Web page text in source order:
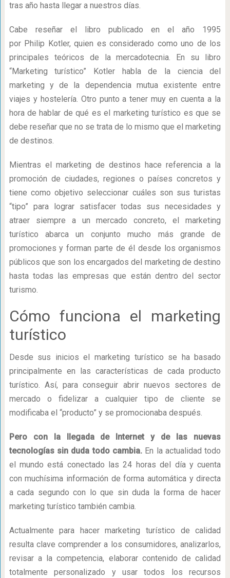
tras año hasta llegar a nuestros días.
Cabe reseñar el libro publicado en el año 1995
por Philip Kotler, quien es considerado como uno de los
principales teóricos de la mercadotecnia. En su libro
“Marketing turístico” Kotler habla de la ciencia del
marketing y de la dependencia mutua existente entre
viajes y hostelería. Otro punto a tener muy en cuenta a la
hora de hablar de qué es el marketing turístico es que se
debe reseñar que no se trata de lo mismo que el marketing
de destinos.
Mientras el marketing de destinos hace referencia a la
promoción de ciudades, regiones o países concretos y
tiene como objetivo seleccionar cuáles son sus turistas
“tipo” para lograr satisfacer todas sus necesidades y
atraer siempre a un mercado concreto, el marketing
turístico abarca un conjunto mucho más grande de
promociones y forman parte de él desde los organismos
públicos que son los encargados del marketing de destino
hasta todas las empresas que están dentro del sector
turismo.
Cómo funciona el marketing
turístico
Desde sus inicios el marketing turístico se ha basado
principalmente en las características de cada producto
turístico. Así, para conseguir abrir nuevos sectores de
mercado o fidelizar a cualquier tipo de cliente se
modificaba el “producto” y se promocionaba después.
Pero con la llegada de Internet y de las nuevas
tecnologías sin duda todo cambia. En la actualidad todo
el mundo está conectado las 24 horas del día y cuenta
con muchísima información de forma automática y directa
a cada segundo con lo que sin duda la forma de hacer
marketing turístico también cambia.
Actualmente para hacer marketing turístico de calidad
resulta clave comprender a los consumidores, analizarlos,
revisar a la competencia, elaborar contenido de calidad
totalmente personalizado y usar todos los recursos